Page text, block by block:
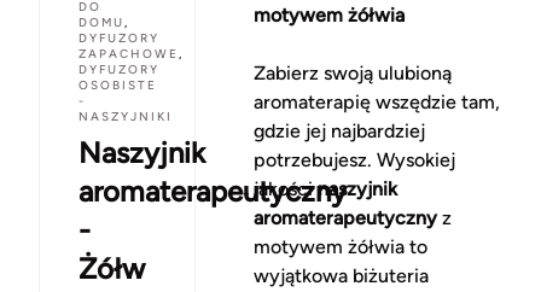
DO
DOMU,
DYFUZORY
ZAPACHOWE ,
DYFUZORY
OSOBISTE
-
NASZYJNIKI
Naszyjnik
aromaterapeutyczny
-
Żółw
motywem żółwia
Zabierz swoją ulubioną
aromaterapię wszędzie tam,
gdzie jej najbardziej
potrzebujesz. Wysokiej
jakościnaszyjnik
aromaterapeutycznyz
motywem żółwia to
wyjątkowa biżuteria